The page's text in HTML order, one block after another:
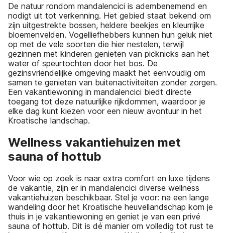
De natuur rondom mandalencici is adembenemend en
nodigt uit tot verkenning. Het gebied staat bekend om
zijn uitgestrekte bossen, heldere beekjes en kleurrijke
bloemenvelden. Vogelliefhebbers kunnen hun geluk niet
op met de vele soorten die hier nestelen, terwijl
gezinnen met kinderen genieten van picknicks aan het
water of speurtochten door het bos. De
gezinsvriendelijke omgeving maakt het eenvoudig om
samen te genieten van buitenactiviteiten zonder zorgen.
Een vakantiewoning in mandalencici biedt directe
toegang tot deze natuurlijke rijkdommen, waardoor je
elke dag kunt kiezen voor een nieuw avontuur in het
Kroatische landschap.
Wellness vakantiehuizen met
sauna of hottub
Voor wie op zoek is naar extra comfort en luxe tijdens
de vakantie, zijn er in mandalencici diverse wellness
vakantiehuizen beschikbaar. Stel je voor: na een lange
wandeling door het Kroatische heuvellandschap kom je
thuis in je vakantiewoning en geniet je van een privé
sauna of hottub. Dit is dé manier om volledig tot rust te